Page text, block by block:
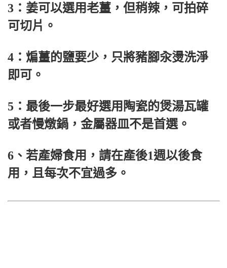
3：姜可以選用老薑，但稍辣，可拍碎
可切片。
4：煸薑的鹽要少，只將豬腳汆燙洗淨
即可。
5：最後一步最好選用陶瓷的煲湯瓦罐
或者慢燉鍋，金屬器皿不是首選。
6、若產婦食用，請在產後1週以後食
用，且每次不宜過多。